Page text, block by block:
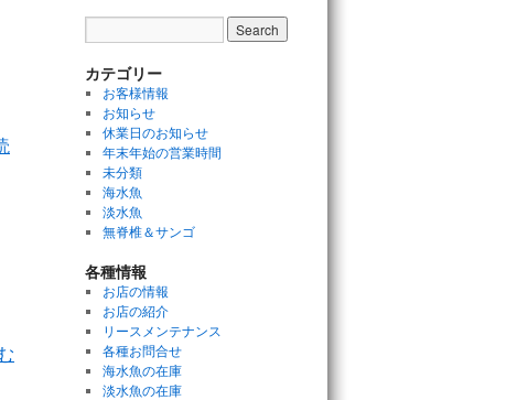
カテゴリー
お客様情報
お知らせ
休業日のお知らせ
年末年始の営業時間
未分類
海水魚
淡水魚
無脊椎＆サンゴ
各種情報
お店の情報
お店の紹介
リースメンテナンス
各種お問合せ
海水魚の在庫
淡水魚の在庫